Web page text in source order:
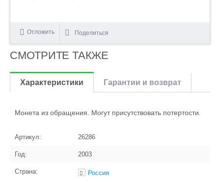
Отложить Поделиться
СМОТРИТЕ ТАКЖЕ
Характеристики Гарантии и возврат
Монета из обращения. Могут присутствовать потертости.
Артикул: 26286
Год: 2003
Страна: Россия